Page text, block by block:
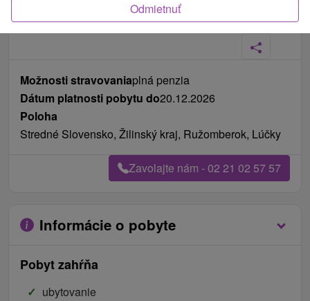
Fotografie od zákazníkov+15
Možnosti stravovaniaplná penzia
Dátum platnosti pobytu do20.12.2026
Poloha
Stredné Slovensko, Žilinský kraj, Ružomberok, Lúčky
Zavolajte nám - 02 21 02 57 57
Informácie o pobyte
Pobyt zahŕňa
ubytovanie
Odmietnuť